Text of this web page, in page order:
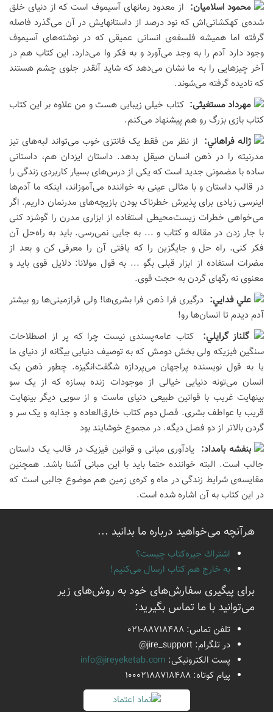
محمود اسلاميان: از معدود رمانهای آسیموف است که از دنیای خلق
شده‌ی کهکشانی‌اش که نود درصد از داستانهایش در آن می‌گذرد فاصله
گرفته اما همیشه فلسفه‌ی انسانی عمیقی که در نوشته‌های آسیموف
وجود دارد آدم را به وجد می‌آورد و به فکر وا می‌دارد. این کتاب هم در
آخر چیزهایی را به ما نشان می‌دهد که شاید آنقدر جلوی چشم هستند
که نادیده گرفته می‌شوند.
مهرداد مستغیثی:کتاب خیلی زیبایی هست و من علاوه بر این کتاب
کتاب بازی بزرگ رو هم پیشنهاد می‌کنم.
ژاله فراهاني: از نظر من فقط یک فانتزی خوب می‌تواند لبه‌های تیز
مدرنیته را در ذهن انسان صیقل بدهد. داستان ایزدان هم، داستانی
ساده با مضمونی جدید است که یکی از درس‌های بسیار کاربردی زندگی را
در قالب داستان و با مثالی عینی به خواننده می‌آموزاند، اینکه ما آدم‌ها
اینرسی زیادی برای پذیرش خطرناک بودن بازیچه‌های مدرنمان داریم. اگر
می‌خواهی خطرات زیست‌محیطی استفاده از ابزاری مدرن را گوشزد کنی
با جار زدن در مقاله و کتاب و ... به جایی نمی‌رسی. باید به راه‌حل آن
فکر کنی. راه حل و جایگزین را که یافتی آن را معرفی کن و بعد از
مضرات استفاده از ابزار قبلی بگو ... به قول مولانا: دلایل قوی باید و
معنوی نه رگهای گردن به حجت قوی.
علي فدايي: درگیری فرا ذهن فرا بشری‌ها! ولی فرازمینی‌ها رو بیشتر
آدم دیدم تا انسان‌ها رو!
گلناز گرايلي:کتاب عامه‌پسندی نیست چرا که پر از اصطلاحات
سنگین فیزیکه ولی بخش دومش که به توصیف دنیایی بیگانه از دنیای ما
یا به قول نویسنده پراجهان می‌پردازه شگفت‌انگیزه. چطور ذهن یک
انسان می‌تونه دنیایی خیالی از موجودات زنده بسازه که از یک سو
بینهایت غریب با قوانین طبیعی دنیای ماست و از سویی دیگر بینهایت
قریب با عواطف بشری. فصل دوم کتاب خارق‌العاده و جذابه و یک سر و
گردن بالاتر از دو فصل دیگه. در مجموع خوشایند بود
بنفشه بامداد: یادآوری مبانی و قوانین فیزیک در قالب یک داستان
جالب است. البته خواننده حتما باید با این مبانی آشنا باشد. همچنین
مقایسه‌ی شرایط زندگی در ماه و کره‌ی زمین هم موضوع جالبی است که
در این کتاب به آن اشاره شده است.
هرآنچه می‌خواهید درباره ما بدانید ...
اشتراك جيره‌كتاب چيست؟
به خارج هم كتاب ارسال می‌كنیم!
برای پیگیری سفارش‌های خود به روش‌های زیر
می‌توانید با ما تماس بگیرید:
تلفن تماس: 021-88718488
در تلگرام: @jire_support
پست الكترونیكی: info@jireyeketab.com
پیام كوتاه: 10002188718488